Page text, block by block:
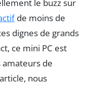
le buzz sur
de moins de
dignes de grands
ce mini PC est
de
nous